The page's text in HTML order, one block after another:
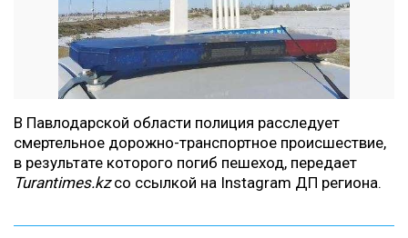
В Павлодарской области полиция расследует
смертельное дорожно-транспортное происшествие,
в результате которого погиб пешеход, передает
Turantimes.kzсо ссылкой на Instagram ДП региона.